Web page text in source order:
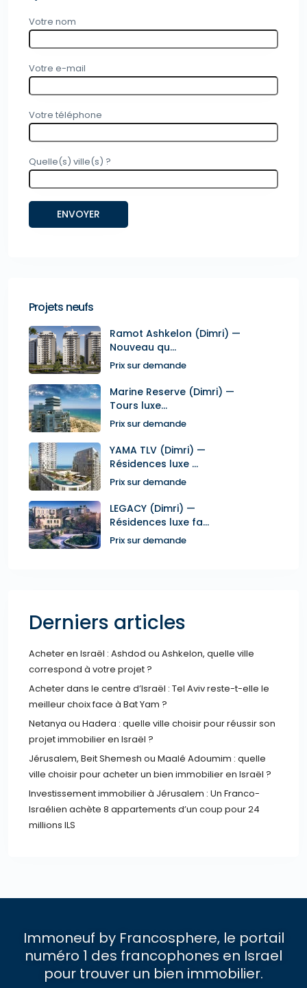
Votre nom
Votre e-mail
Votre téléphone
Quelle(s) ville(s) ?
Projets neufs
Ramot Ashkelon (Dimri) —
Nouveau qu...
Prix sur demande
Marine Reserve (Dimri) —
Tours luxe...
Prix sur demande
YAMA TLV (Dimri) —
Résidences luxe ...
Prix sur demande
LEGACY (Dimri) —
Résidences luxe fa...
Prix sur demande
Derniers articles
Acheter en Israël : Ashdod ou Ashkelon, quelle ville
correspond à votre projet ?
Acheter dans le centre d’Israël : Tel Aviv reste-t-elle le
meilleur choix face à Bat Yam ?
Netanya ou Hadera : quelle ville choisir pour réussir son
projet immobilier en Israël ?
Jérusalem, Beit Shemesh ou Maalé Adoumim : quelle
ville choisir pour acheter un bien immobilier en Israël ?
Investissement immobilier à Jérusalem : Un Franco-
Israélien achète 8 appartements d’un coup pour 24
millions ILS
Immoneuf by Francosphere, le portail
numéro 1 des francophones en Israel
pour trouver un bien immobilier.